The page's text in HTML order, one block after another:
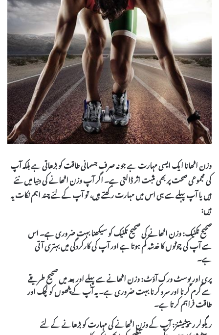
وزن اٹھانا ایک ایسی مہارت ہے جو نہ صرف جسمانی طاقت کو بڑھاتی ہے بلکہ آپ
کی مجموعی صحت پر بھی مثبت اثر ڈالتی ہے۔ اگر آپ وزن اٹھانے کی دنیا میں نئے
ہیں یا آپ پہلے سے ہی اس میں مہارت رکھتے ہیں، تو آپ کے لئے چند اہم نکات یہ
ہیں:
صحیح تکنیک:وزن اٹھانے کی صحیح تکنیک کو سیکھنا بہت ضروری ہے۔ اس
سے آپ کی چوٹوں کا خدشہ کم ہوتا ہے اور آپ کی کارکردگی میں بہتری آتی
ہے۔
پری اور پوسٹ ورک آؤٹ:وزن اٹھانے سے پہلے اور بعد میں صحیح طریقے
سے گرم کرنا اور سرد کرنا بہت ضروری ہے۔ یہ آپ کے پٹھوں کو لچک اور
طاقت فراہم کرتا ہے۔
ریگولر ریپیٹیشنز:آپ کے وزن اٹھانے کی مہارت کو بڑھانے کے لئے